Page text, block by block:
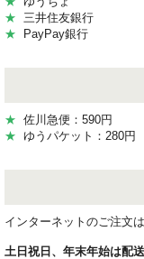
★ 三井住友銀行
★ PayPay銀行
★ 佐川急便：590円
★ ゆうパケット：280円
インターネットのご注文
土日祝日、年末年始は配